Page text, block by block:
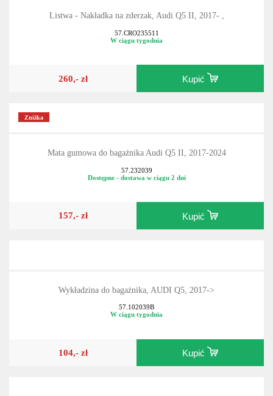
Listwa - Nakładka na zderzak, Audi Q5 II, 2017- ,
57.CRO235511
W ciągu tygodnia
260,- zł Kupić
Zniżka
Mata gumowa do bagażnika Audi Q5 II, 2017-2024
57.232039
Dostępne - dostawa w ciągu 2 dni
157,- zł Kupić
Wykładzina do bagażnika, AUDI Q5, 2017->
57.102039B
W ciągu tygodnia
104,- zł Kupić